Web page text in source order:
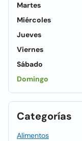
Martes
Miércoles
Jueves
Viernes
Sábado
Domingo
Categorías
Alimentos